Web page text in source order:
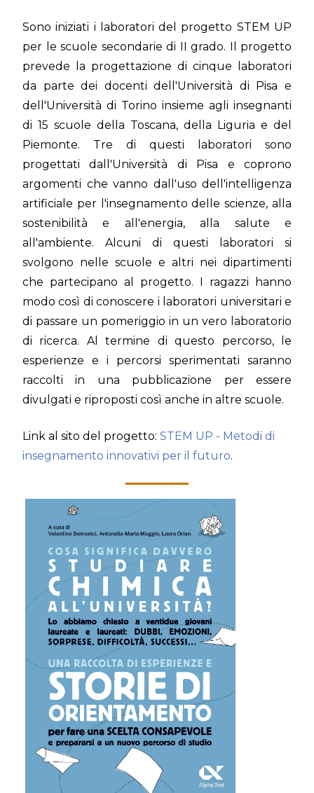
Sono iniziati i laboratori del progetto STEM UP
per le scuole secondarie di II grado. Il progetto
prevede la progettazione di cinque laboratori
da parte dei docenti dell'Università di Pisa e
dell'Università di Torino insieme agli insegnanti
di 15 scuole della Toscana, della Liguria e del
Piemonte. Tre di questi laboratori sono
progettati dall'Università di Pisa e coprono
argomenti che vanno dall'uso dell'intelligenza
artificiale per l'insegnamento delle scienze, alla
sostenibilità e all'energia, alla salute e
all'ambiente. Alcuni di questi laboratori si
svolgono nelle scuole e altri nei dipartimenti
che partecipano al progetto. I ragazzi hanno
modo così di conoscere i laboratori universitari e
di passare un pomeriggio in un vero laboratorio
di ricerca. Al termine di questo percorso, le
esperienze e i percorsi sperimentati saranno
raccolti in una pubblicazione per essere
divulgati e riproposti così anche in altre scuole.
Link al sito del progetto: STEM UP - Metodi di
insegnamento innovativi per il futuro.